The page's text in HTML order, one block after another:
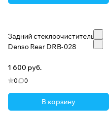
Задний стеклоочиститель
Denso Rear DRB-028
1 600 руб.
0 0
В корзину